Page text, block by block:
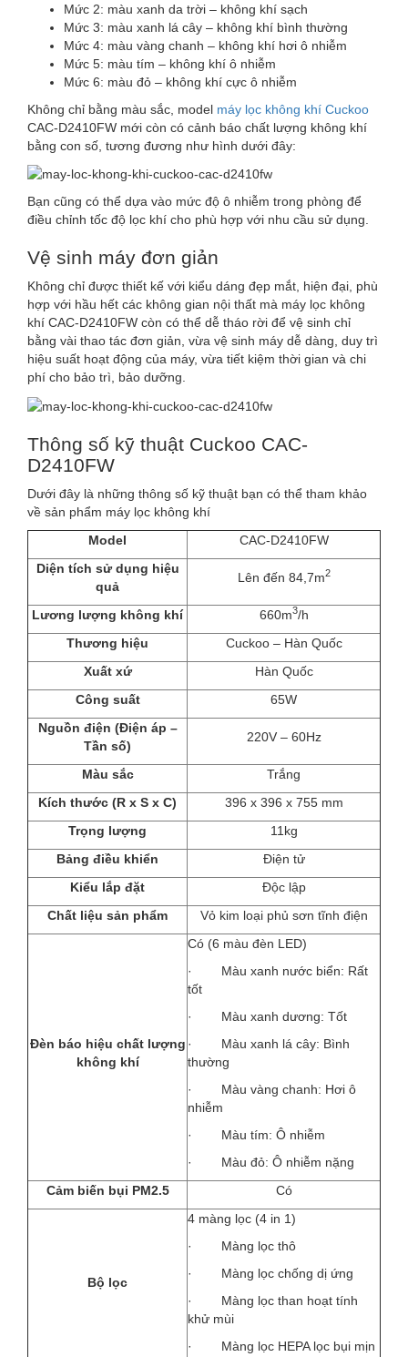
Mức 2: màu xanh da trời – không khí sạch
Mức 3: màu xanh lá cây – không khí bình thường
Mức 4: màu vàng chanh – không khí hơi ô nhiễm
Mức 5: màu tím – không khí ô nhiễm
Mức 6: màu đỏ – không khí cực ô nhiễm
Không chỉ bằng màu sắc, model máy lọc không khí Cuckoo
CAC-D2410FW mới còn có cảnh báo chất lượng không khí
bằng con số, tương đương như hình dưới đây:
Bạn cũng có thể dựa vào mức độ ô nhiễm trong phòng để
điều chỉnh tốc độ lọc khí cho phù hợp với nhu cầu sử dụng.
Vệ sinh máy đơn giản
Không chỉ được thiết kế với kiểu dáng đẹp mắt, hiện đại, phù
hợp với hầu hết các không gian nội thất mà máy lọc không
khí CAC-D2410FW còn có thể dễ tháo rời để vệ sinh chỉ
bằng vài thao tác đơn giản, vừa vệ sinh máy dễ dàng, duy trì
hiệu suất hoạt động của máy, vừa tiết kiệm thời gian và chi
phí cho bảo trì, bảo dưỡng.
Thông số kỹ thuật Cuckoo CAC-
D2410FW
Dưới đây là những thông số kỹ thuật bạn có thể tham khảo
về sản phẩm máy lọc không khí
Model
CAC-D2410FW
Diện tích sử dụng hiệu
quả
Lên đến 84,7m2
Lương lượng không khí 660m3/h
Thương hiệu
Cuckoo – Hàn Quốc
Xuất xứ
Hàn Quốc
Công suất
65W
Nguồn điện (Điện áp –
Tần số)
220V – 60Hz
Màu sắc
Trắng
Kích thước (R x S x C)
396 x 396 x 755 mm
Trọng lượng
11kg
Bảng điều khiển
Điện tử
Kiểu lắp đặt
Độc lập
Chất liệu sản phẩm
Vỏ kim loại phủ sơn tĩnh điện
Đèn báo hiệu chất lượng
không khí
Có (6 màu đèn LED)
· Màu xanh nước biển: Rất
tốt
· Màu xanh dương: Tốt
· Màu xanh lá cây: Bình
thường
· Màu vàng chanh: Hơi ô
nhiễm
· Màu tím: Ô nhiễm
· Màu đỏ: Ô nhiễm nặng
Cảm biến bụi PM2.5
Có
Bộ lọc
4 màng lọc (4 in 1)
· Màng lọc thô
· Màng lọc chống dị ứng
· Màng lọc than hoạt tính
khử mùi
· Màng lọc HEPA lọc bụi mịn